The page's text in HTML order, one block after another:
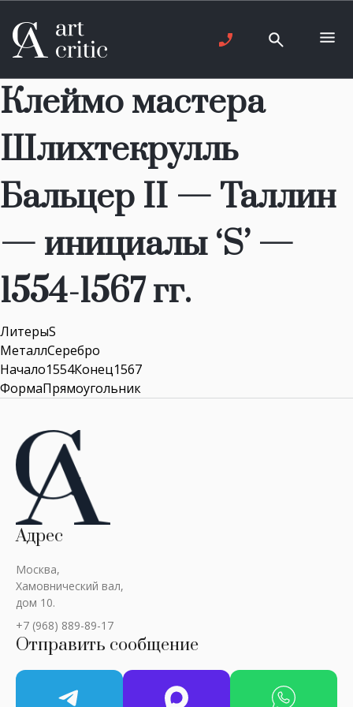
Клеймо мастера
Шлихтекрулль
Бальцер II — Таллин
— инициалы ‘S’ —
1554-1567 гг.
ЛитерыS
МеталлСеребро
Начало1554Конец1567
ФормаПрямоугольник
Адрес
Москва,
Хамовнический вал,
дом 10.
+7 (968) 889-89-17
Отправить сообщение